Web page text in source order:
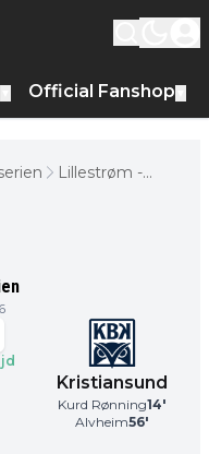
Official Fanshop
Lillestrøm -
Kristiansund
Kurd Rønning14'
Alvheim56'